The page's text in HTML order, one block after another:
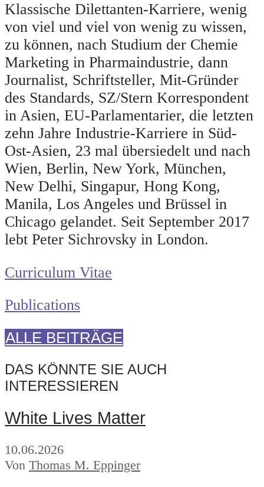
Klassische Dilettanten-Karriere, wenig
von viel und viel von wenig zu wissen,
zu können, nach Studium der Chemie
Marketing in Pharmaindustrie, dann
Journalist, Schriftsteller, Mit-Gründer
des Standards, SZ/Stern Korrespondent
in Asien, EU-Parlamentarier, die letzten
zehn Jahre Industrie-Karriere in Süd-
Ost-Asien, 23 mal übersiedelt und nach
Wien, Berlin, New York, München,
New Delhi, Singapur, Hong Kong,
Manila, Los Angeles und Brüssel in
Chicago gelandet. Seit September 2017
lebt Peter Sichrovsky in London.
Curriculum Vitae
Publications
ALLE BEITRÄGE
DAS KÖNNTE SIE AUCH
INTERESSIEREN
White Lives Matter
10.06.2026
Von Thomas M. Eppinger